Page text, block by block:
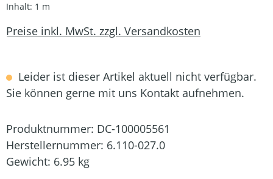
Inhalt: 1 m
Preise inkl. MwSt. zzgl. Versandkosten
Leider ist dieser Artikel aktuell nicht verfügbar.
Sie können gerne mit uns Kontakt aufnehmen.
Produktnummer: DC-100005561
Herstellernummer: 6.110-027.0
Gewicht: 6.95 kg